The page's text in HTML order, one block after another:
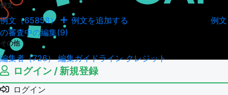
例文
例文（65858） 例文を追加する
例文
の審査中の編集(9)
その他
編集者（726）編集ガイドラインクレジット
ログイン / 新規登録
ログイン